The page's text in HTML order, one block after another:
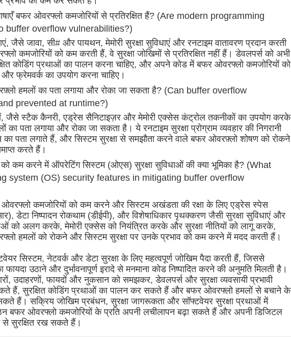
बफर ओवरफ्लो कमजोरियों से प्रतिरक्षित हैं? (Are modern programming
buffer overflow vulnerabilities?)
जैसे जावा, सी# और पायथन, मेमोरी सुरक्षा सुविधाएं और रनटाइम वातावरण प्रदान करती
कमजोरियों को कम करती हैं, वे सुरक्षा जोखिमों से प्रतिरक्षित नहीं हैं। डेवलपर्स को अभी
कोडिंग प्रथाओं का पालन करना चाहिए, और अपने कोड में बफर ओवरफ्लो कमजोरियों को
फ्रेमवर्क का उपयोग करना चाहिए।
हमलों का पता लगाया और रोका जा सकता है? (Can buffer overflow
prevented at runtime?)
जैसे स्टैक कैनरी, एड्रेस सैनिटाइज़र और मेमोरी एक्सेस कंट्रोल तकनीकों का उपयोग करके
पता लगाया और रोका जा सकता है। ये रनटाइम सुरक्षा प्रोग्राम व्यवहार की निगरानी
का पता लगाते हैं, और सिस्टम सुरक्षा से समझौता करने वाले बफर ओवरफ़्लो शोषण को रोकने
करते हैं।
कम करने में ऑपरेटिंग सिस्टम (ओएस) सुरक्षा सुविधाओं की क्या भूमिका है? (What
system (OS) security features in mitigating buffer overflow
कमजोरियों को कम करने और सिस्टम अखंडता की रक्षा के लिए एड्रेस स्पेस
निष्पादन रोकथाम (डीईपी), और विशेषाधिकार पृथक्करण जैसी सुरक्षा सुविधाएं और
को अलग करके, मेमोरी एक्सेस को नियंत्रित करके और सुरक्षा नीतियों को लागू करके,
हमलों को रोकने और सिस्टम सुरक्षा पर उनके प्रभाव को कम करने में मदद करती हैं।
सिस्टम, नेटवर्क और डेटा सुरक्षा के लिए महत्वपूर्ण जोखिम पैदा करती हैं, जिससे
फायदा उठाने और दुर्भावनापूर्ण इरादे से मनमाना कोड निष्पादित करने की अनुमति मिलती है।
उदाहरणों, फायदों और नुकसान को समझकर, डेवलपर्स और सुरक्षा व्यवसायी प्रभावी
हैं, सुरक्षित कोडिंग प्रथाओं का पालन कर सकते हैं और बफर ओवरफ्लो हमलों से बचाने के
हैं। सक्रिय जोखिम प्रबंधन, सुरक्षा जागरूकता और सॉफ्टवेयर सुरक्षा प्रथाओं में
बफर ओवरफ्लो कमजोरियों के प्रति अपनी लचीलापन बढ़ा सकते हैं और अपनी डिजिटल
से सुरक्षित रख सकते हैं।